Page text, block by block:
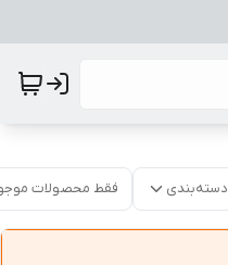
دسته‌بندی فقط محصولات